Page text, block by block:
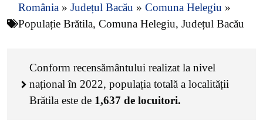
România » Județul Bacău » Comuna Helegiu »
Populație Brătila, Comuna Helegiu, Județul Bacău
Conform recensământului realizat la nivel
național în 2022, populația totală a localității
Brătila este de 1,637 de locuitori.